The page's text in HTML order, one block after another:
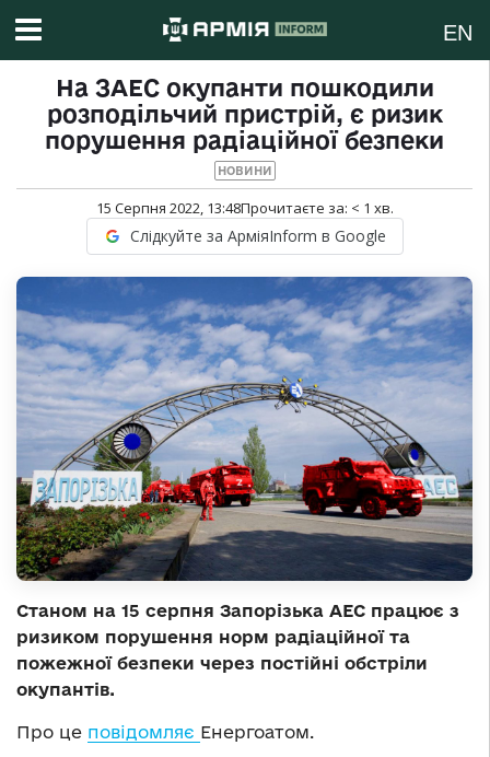
EN
На ЗАЕС окупанти пошкодили
розподільчий пристрій, є ризик
порушення радіаційної безпеки
НОВИНИ
15 Серпня 2022, 13:48Прочитаєте за: < 1 хв.
Слідкуйте за АрміяInform в Google
Станом на 15 серпня Запорізька АЕС працює з
ризиком порушення норм радіаційної та
пожежної безпеки через постійні обстріли
окупантів.
Про це повідомляє Енергоатом.